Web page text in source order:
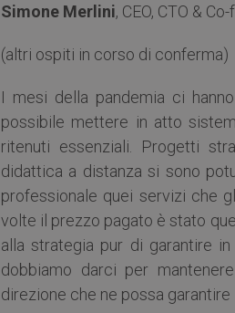
Simone Merlini, CEO, CTO &
(altri ospiti in corso di conferma)
I mesi della pandemia ci
possibile mettere in atto
ritenuti essenziali. Progetti
didattica a distanza si sono
professionale quei servizi che
volte il prezzo pagato è stato
alla strategia pur di garantire
dobbiamo darci per
direzione che ne possa